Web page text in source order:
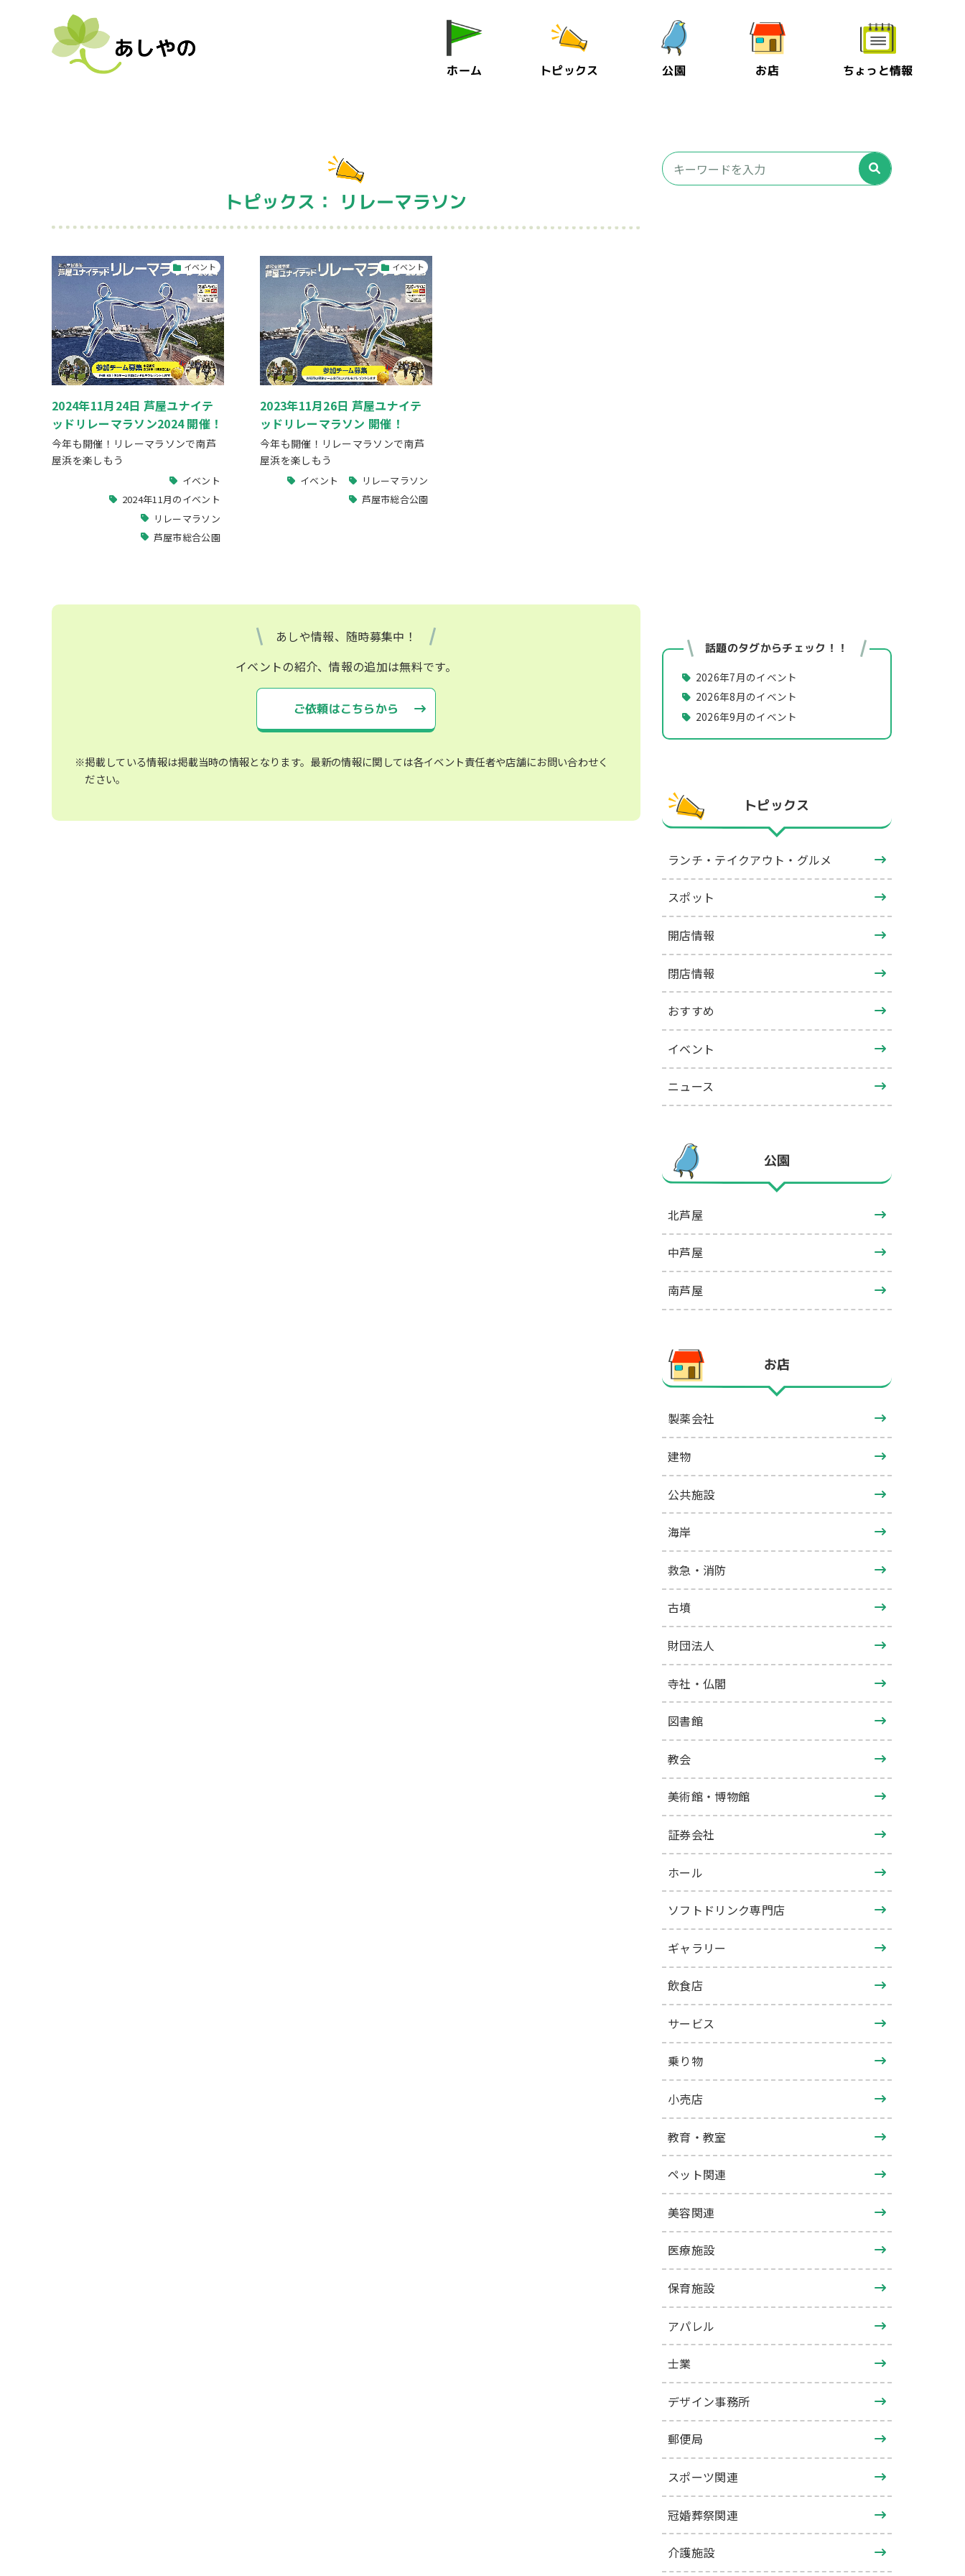
ホーム トピックス 公園 お店 ちょっと情報
トピックス： リレーマラソン
イベント
2024年11月24日 芦屋ユナイテ
ッドリレーマラソン2024 開催！
今年も開催！リレーマラソンで南芦
屋浜を楽しもう
イベント
2024年11月のイベント
リレーマラソン
芦屋市総合公園
イベント
2023年11月26日 芦屋ユナイテ
ッドリレーマラソン 開催！
今年も開催！リレーマラソンで南芦
屋浜を楽しもう
イベント
リレーマラソン
芦屋市総合公園
あしや情報、随時募集中！
イベントの紹介、情報の追加は無料です。
ご依頼はこちらから
※掲載している情報は掲載当時の情報となります。最新の情報に関しては各イベント責任者や店舗にお問い合わせく
ださい。
話題のタグからチェック！！
2026年7月のイベント
2026年8月のイベント
2026年9月のイベント
トピックス
ランチ・テイクアウト・グルメ
スポット
開店情報
閉店情報
おすすめ
イベント
ニュース
公園
北芦屋
中芦屋
南芦屋
お店
製薬会社
建物
公共施設
海岸
救急・消防
古墳
財団法人
寺社・仏閣
図書館
教会
美術館・博物館
証券会社
ホール
ソフトドリンク専門店
ギャラリー
飲食店
サービス
乗り物
小売店
教育・教室
ペット関連
美容関連
医療施設
保育施設
アパレル
士業
デザイン事務所
郵便局
スポーツ関連
冠婚葬祭関連
介護施設